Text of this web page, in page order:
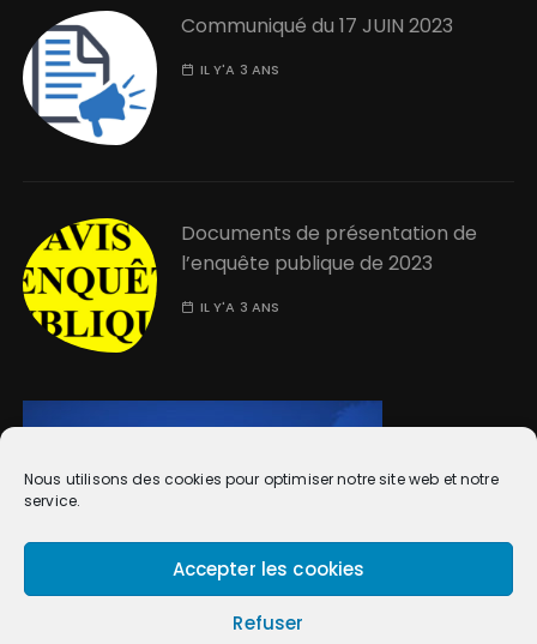
Nous utilisons des cookies pour optimiser notre site web et notre
service.
Accepter les cookies
Refuser
Communiqué du 17 JUIN 2023
IL Y'A 3 ANS
Documents de présentation de
l’enquête publique de 2023
IL Y'A 3 ANS